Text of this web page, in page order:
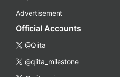
Advertisement
Official Accounts
@Qiita
@qiita_milestone